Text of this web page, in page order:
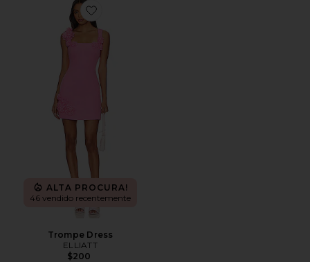
Favorite Trompe Dress
ALTA PROCURA!
46 vendido recentemente
Trompe Dress
ELLIATT
$200